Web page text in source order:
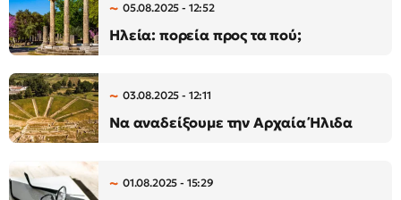
05.08.2025 - 12:52
Ηλεία: πορεία προς τα πού;
03.08.2025 - 12:11
Να αναδείξουμε την Αρχαία Ήλιδα
01.08.2025 - 15:29